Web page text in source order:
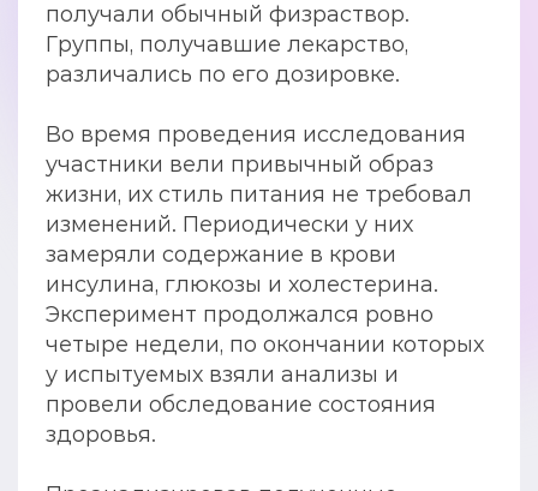
получали обычный физраствор.
Группы, получавшие лекарство,
различались по его дозировке.
Во время проведения исследования
участники вели привычный образ
жизни, их стиль питания не требовал
изменений. Периодически у них
замеряли содержание в крови
инсулина, глюкозы и холестерина.
Эксперимент продолжался ровно
четыре недели, по окончании которых
у испытуемых взяли анализы и
провели обследование состояния
здоровья.